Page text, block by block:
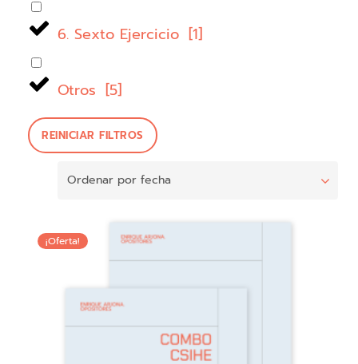
6. Sexto Ejercicio [1]
Otros [5]
REINICIAR FILTROS
¡Oferta!